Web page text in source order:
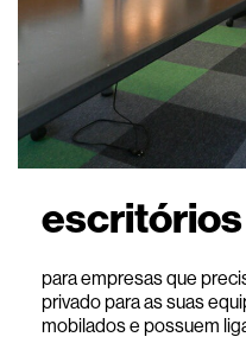
para empresas que
privado para as suas
mobilados e possuem